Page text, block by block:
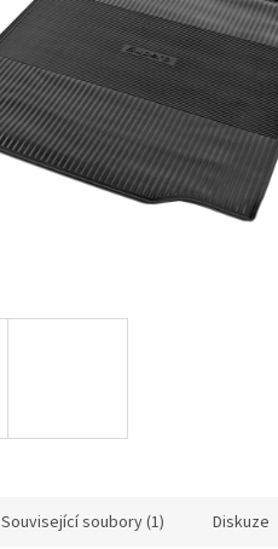
Související soubory (1) Diskuze